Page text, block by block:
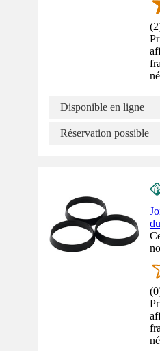
(2
Disponible en ligne
Réservation possible
(0